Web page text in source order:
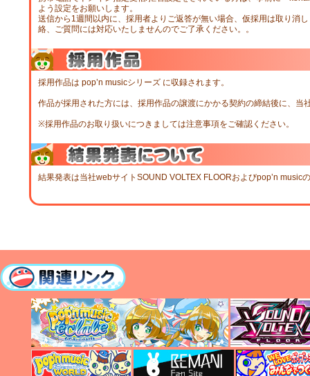
よう設定をお願いします。
送信から1週間以内に、採用者よりご返答が無い場合、仮採用は取り消
絡、ご質問には対応いたしませんのでご了承ください。。
採用作品は pop’n musicシリーズ に収録されます。
作品が採用された方には、採用作品の譲渡にかかる契約の締結後に、当
※採用作品のお取り扱いにつきましては注意事項をご確認ください。
結果発表は当社webサイトSOUND VOLTEX FLOORおよびpop’n music